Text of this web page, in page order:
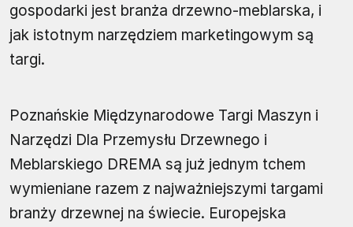
gospodarki jest branża drzewno-meblarska, i
jak istotnym narzędziem marketingowym są
targi.
Poznańskie Międzynarodowe Targi Maszyn i
Narzędzi Dla Przemysłu Drzewnego i
Meblarskiego DREMA są już jednym tchem
wymieniane razem z najważniejszymi targami
branży drzewnej na świecie. Europejska